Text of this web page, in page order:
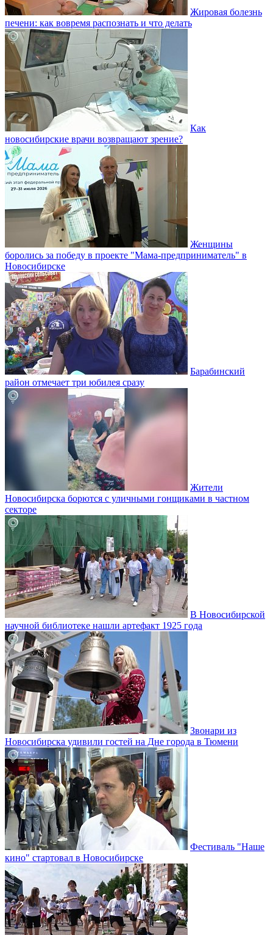
Жировая болезнь
печени: как вовремя распознать и что делать
Как
новосибирские врачи возвращают зрение?
Женщины
боролись за победу в проекте "Мама-предприниматель" в
Новосибирске
Барабинский
район отмечает три юбилея сразу
Жители
Новосибирска борются с уличными гонщиками в частном
секторе
В Новосибирской
научной библиотеке нашли артефакт 1925 года
Звонари из
Новосибирска удивили гостей на Дне города в Тюмени
Фестиваль "Наше
кино" стартовал в Новосибирске